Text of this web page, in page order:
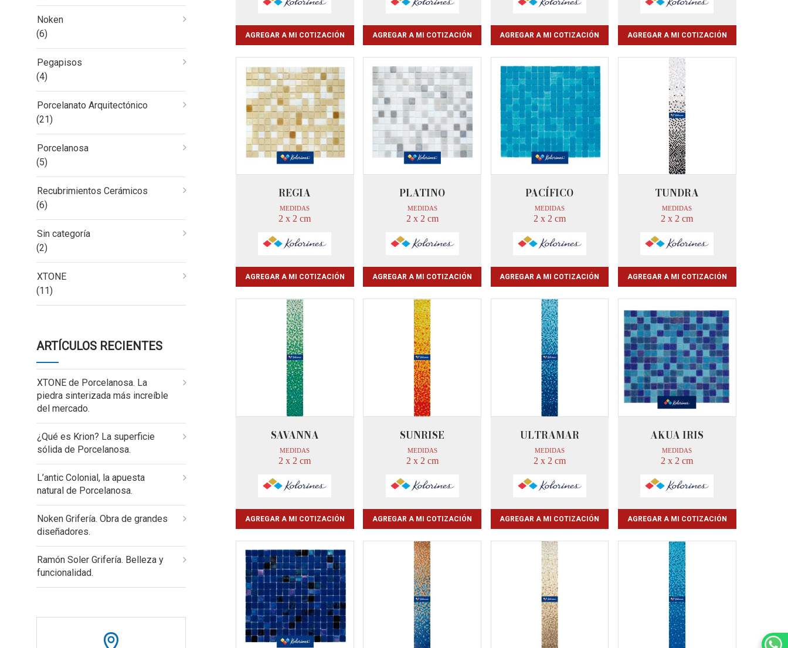
Noken
(6)
Pegapisos
(4)
Porcelanato Arquitectónico
(21)
Porcelanosa
(5)
Recubrimientos Cerámicos
(6)
Sin categoría
(2)
XTONE
(11)
ARTÍCULOS RECIENTES
XTONE de Porcelanosa. La
piedra sinterizada más increíble
del mercado.
¿Qué es Krion? La superficie
sólida de Porcelanosa.
L’antic Colonial, la apuesta
natural de Porcelanosa.
Noken Grifería. Obra de grandes
diseñadores.
Ramón Soler Grifería. Belleza y
funcionalidad.
AGREGAR A MI COTIZACIÓN AGREGAR A MI COTIZACIÓN AGREGAR A MI COTIZACIÓN AGREGAR A MI COTIZACIÓN
REGIA
MEDIDAS
2 x 2 cm
AGREGAR A MI COTIZACIÓN
PLATINO
MEDIDAS
2 x 2 cm
AGREGAR A MI COTIZACIÓN
PACÍFICO
MEDIDAS
2 x 2 cm
AGREGAR A MI COTIZACIÓN
TUNDRA
MEDIDAS
2 x 2 cm
AGREGAR A MI COTIZACIÓN
SAVANNA
MEDIDAS
2 x 2 cm
AGREGAR A MI COTIZACIÓN
SUNRISE
MEDIDAS
2 x 2 cm
AGREGAR A MI COTIZACIÓN
ULTRAMAR
MEDIDAS
2 x 2 cm
AGREGAR A MI COTIZACIÓN
AKUA IRIS
MEDIDAS
2 x 2 cm
AGREGAR A MI COTIZACIÓN